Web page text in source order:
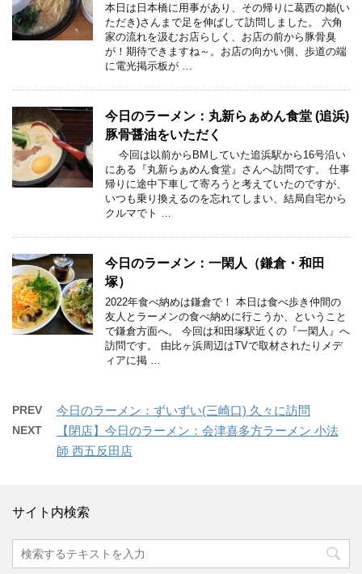
本日は日本橋に用事があり、その帰りに葛西の巓(い
ただき)さんまで足を伸ばして訪問しました。 六角
家の流れを汲むお店らしく、お店の前から豚骨臭
が！期待できますね～。お店の向かい側、歩道の端
に電光掲示板が …
今日のラーメン：丸新らぁめん食堂 (追浜)
豚骨醤油をいただく
今回は以前からBMしていた追浜駅から16号沿い
にある『丸新らぁめん食堂』さんへ訪問です。 仕事
帰りに途中下車して寄ろうと考えていたのですが、
いつも乗り換えるのを忘れてしまい、結局自宅から
クルマでト …
今日のラーメン：一閑人（鎌倉・和田
塚）
2022年食べ納めは鎌倉で！ 本日は食べ歩き仲間の
友人とラーメンの食べ納めに行こうか、ということ
で鎌倉方面へ。 今回は和田塚駅近くの『一閑人』へ
訪問です。 由比ヶ浜周辺はTVで取材されたりメデ
ィアに掲 …
PREV 今日のラーメン：ずいずい(三崎口) 久々に訪問
NEXT
【閉店】今日のラーメン：会津喜多方ラーメン 小法
師 西五反田店
サイト内検索